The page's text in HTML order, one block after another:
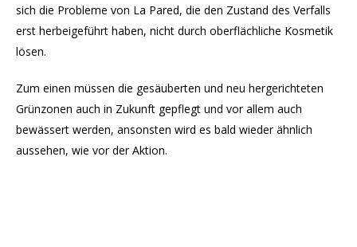
sich die Probleme von La Pared, die den Zustand des Verfalls
erst herbeigeführt haben, nicht durch oberflächliche Kosmetik
lösen.
Zum einen müssen die gesäuberten und neu hergerichteten
Grünzonen auch in Zukunft gepflegt und vor allem auch
bewässert werden, ansonsten wird es bald wieder ähnlich
aussehen, wie vor der Aktion.